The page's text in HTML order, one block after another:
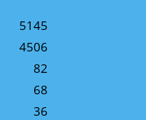
5145
4506
82
68
36